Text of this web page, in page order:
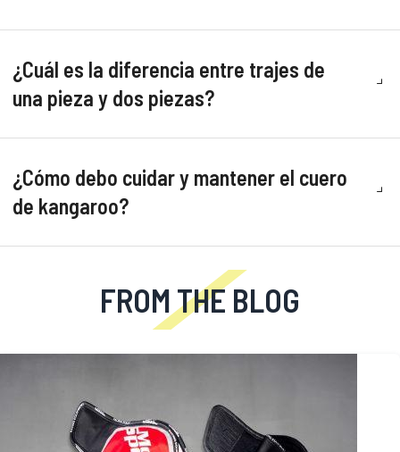
¿Cuál es la diferencia entre trajes de
una pieza y dos piezas?
¿Cómo debo cuidar y mantener el cuero
de kangaroo?
FROM THE BLOG